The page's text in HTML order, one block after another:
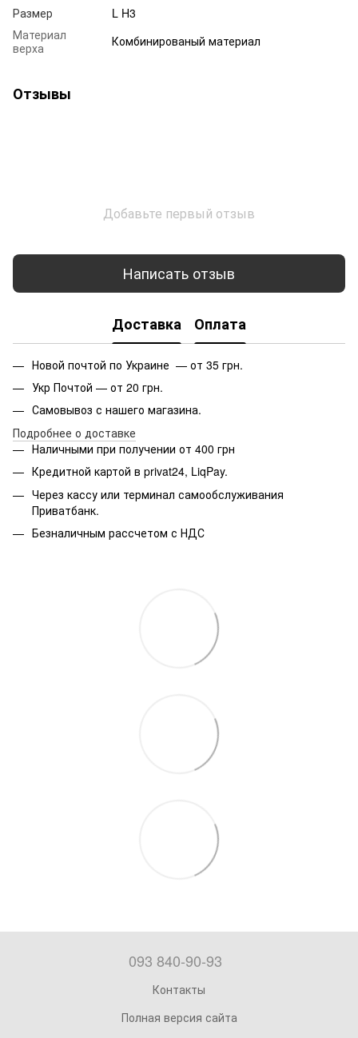
Размер
L H3
Материал
верха
Комбинированый материал
Отзывы
Добавьте первый отзыв
Написать отзыв
Доставка Оплата
Новой почтой по Украине — от 35 грн.
Укр Почтой — от 20 грн.
Самовывоз с нашего магазина.
Подробнее о доставке
Наличными при получении от 400 грн
Кредитной картой в privat24, LiqPay.
Через кассу или терминал самообслуживания
Приватбанк.
Безналичным рассчетом с НДС
093 840-90-93
Контакты
Полная версия сайта